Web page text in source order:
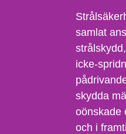
samlat
icke-
skydda
oönskade
och i